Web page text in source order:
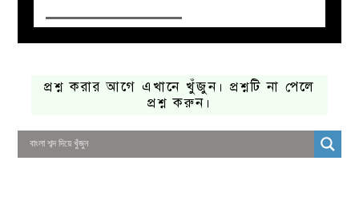
প্রশ্ন করার আগে এখানে খুঁজুন। প্রশ্নটি না পেলে
প্রশ্ন করুন।